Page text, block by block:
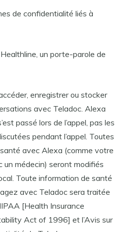
de confidentialité liés à
un porte-parole de
enregistrer ou stocker
avec Teladoc. Alexa
passé lors de l’appel, pas les
pendant l’appel. Toutes
avec Alexa (comme votre
un médecin) seront modifiés
Toute information de santé
avec Teladoc sera traitée
[Health Insurance
Act of 1996] et l’Avis sur